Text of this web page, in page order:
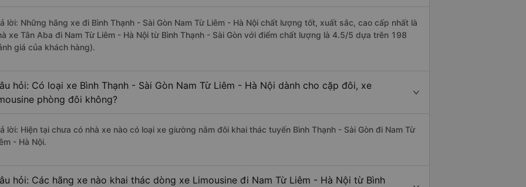
lời: Những hãng xe đi Bình Thạnh - Sài Gòn Nam Từ Liêm - Hà Nội chất lượng tốt, xuất sắc, cao cấp nhất là
xe Tân Aba đi Nam Từ Liêm - Hà Nội từ Bình Thạnh - Sài Gòn với điểm chất lượng là 4.5/5 dựa trên 198
giá của khách hàng).
hỏi: Có loại xe Bình Thạnh - Sài Gòn Nam Từ Liêm - Hà Nội dành cho cặp đôi, xe
phòng đôi không?
lời: Hiện tại chưa có nhà xe nào có loại xe giường nằm đôi khai thác tuyến Bình Thạnh - Sài Gòn đi Nam Từ
- Hà Nội.
hỏi: Các hãng xe nào khai thác dòng xe Limousine đi Nam Từ Liêm - Hà Nội từ Bình